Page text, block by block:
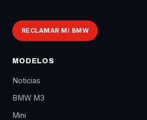
RECLAMAR MI BMW
MODELOS
Noticias
BMW M3
Mini